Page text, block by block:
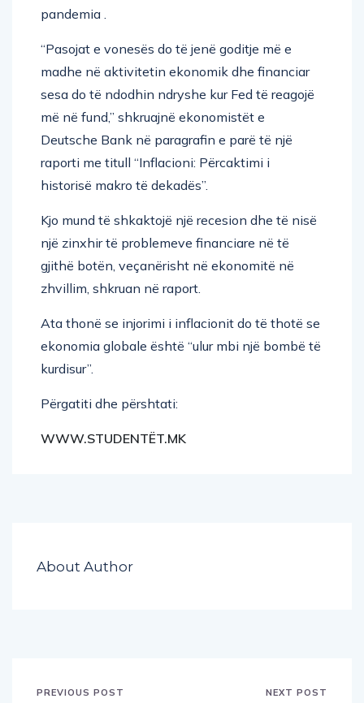
pandemia .
“Pasojat e vonesës do të jenë goditje më e
madhe në aktivitetin ekonomik dhe financiar
sesa do të ndodhin ndryshe kur Fed të reagojë
më në fund,” shkruajnë ekonomistët e
Deutsche Bank në paragrafin e parë të një
raporti me titull “Inflacioni: Përcaktimi i
historisë makro të dekadës”.
Kjo mund të shkaktojë një recesion dhe të nisë
një zinxhir të problemeve financiare në të
gjithë botën, veçanërisht në ekonomitë në
zhvillim, shkruan në raport.
Ata thonë se injorimi i inflacionit do të thotë se
ekonomia globale është “ulur mbi një bombë të
kurdisur”.
Përgatiti dhe përshtati:
WWW.STUDENTËT.MK
About Author
PREVIOUS POST NEXT POST